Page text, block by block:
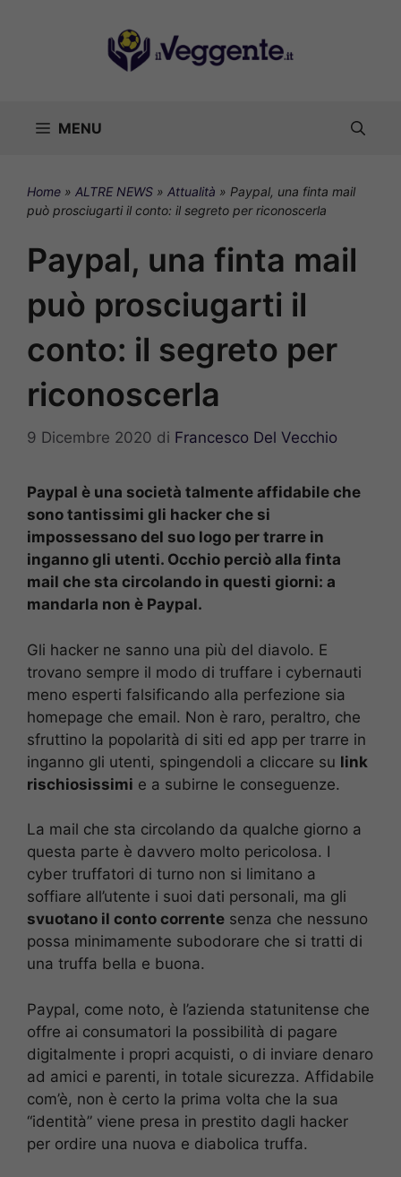
MENU
Home » ALTRE NEWS » Attualità » Paypal, una finta mail
può prosciugarti il conto: il segreto per riconoscerla
Paypal, una finta mail
può prosciugarti il
conto: il segreto per
riconoscerla
9 Dicembre 2020 di Francesco Del Vecchio
Paypal è una società talmente affidabile che
sono tantissimi gli hacker che si
impossessano del suo logo per trarre in
inganno gli utenti. Occhio perciò alla finta
mail che sta circolando in questi giorni: a
mandarla non è Paypal.
Gli hacker ne sanno una più del diavolo. E
trovano sempre il modo di truffare i cybernauti
meno esperti falsificando alla perfezione sia
homepage che email. Non è raro, peraltro, che
sfruttino la popolarità di siti ed app per trarre in
inganno gli utenti, spingendoli a cliccare su link
rischiosissimi e a subirne le conseguenze.
La mail che sta circolando da qualche giorno a
questa parte è davvero molto pericolosa. I
cyber truffatori di turno non si limitano a
soffiare all’utente i suoi dati personali, ma gli
svuotano il conto corrente senza che nessuno
possa minimamente subodorare che si tratti di
una truffa bella e buona.
Paypal, come noto, è l’azienda statunitense che
offre ai consumatori la possibilità di pagare
digitalmente i propri acquisti, o di inviare denaro
ad amici e parenti, in totale sicurezza. Affidabile
com’è, non è certo la prima volta che la sua
“identità” viene presa in prestito dagli hacker
per ordire una nuova e diabolica truffa.